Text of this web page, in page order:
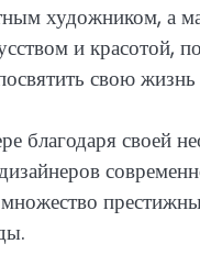
художником, а
и красотой,
свою жизнь
благодаря своей